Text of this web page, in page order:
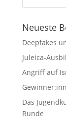
Neueste
Deepfakes
Juleica-
Angriff auf
Das
Runde